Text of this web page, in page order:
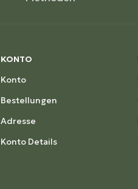
KONTO
Konto
Bestellungen
Adresse
Konto Details